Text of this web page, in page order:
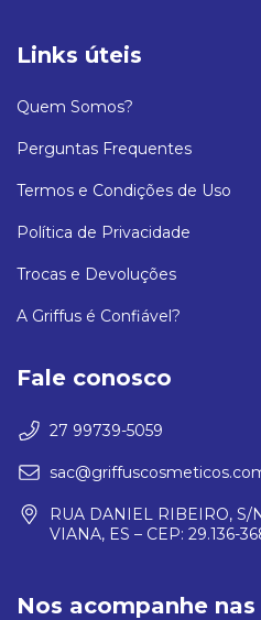
Links úteis
Quem Somos?
Perguntas Frequentes
Termos e Condições de Uso
Política de Privacidade
Trocas e Devoluções
A Griffus é Confiável?
Fale conosco
27 99739-5059
RUA DANIEL RIBEIRO, S/
VIANA, ES – CEP: 29.136-
Nos acompanhe